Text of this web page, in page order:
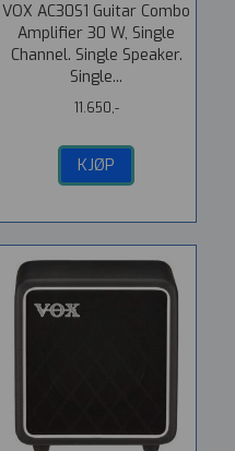
VOX AC30S1 Guitar Combo
Amplifier 30 W, Single
Channel. Single Speaker.
Single...
11.650,-
KJØP